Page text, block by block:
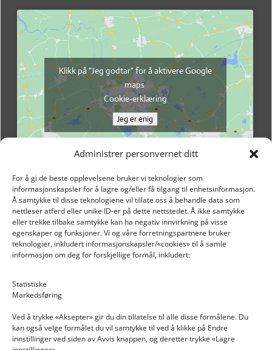
Administrer personvernet ditt
For å gi de beste opplevelsene bruker vi teknologier som
informasjonskapsler for å lagre og/eller få tilgang til enhetsinformasjon.
Å samtykke til disse teknologiene vil tillate oss å behandle data som
nettleser atferd eller unike ID-er på dette nettstedet. Å ikke samtykke
eller trekke tilbake samtykke kan ha negativ innvirkning på visse
egenskaper og funksjoner. Vi og våre forretningspartnere bruker
teknologier, inkludert informasjonskapsler/«cookies» til å samle
informasjon om deg for forskjellige formål, inkludert:
Statistiske
Markedsføring
Ved å trykke «Aksepter» gir du din tillatelse til alle disse formålene. Du
kan også velge formålet du vil samtykke til ved å klikke på Endre
innstillinger ved siden av Avvis knappen, og deretter trykke «Lagre
Klikk på "Jeg godtar" for å aktivere Google
maps
Cookie-erklæring
Jeg er enig